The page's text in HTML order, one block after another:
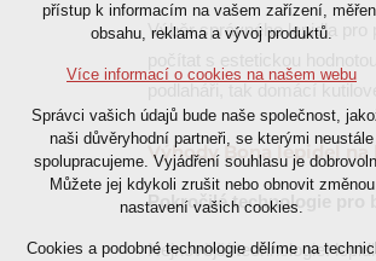
Výběr správného lepidla
počítat s estetickou
Výhody Bona lepidel na
Pokročilé technologie pro
Nejnovější technologie:
případná přihlášení, volby jazyka, apod.
Volitelná cookies
vyhodnocení návštěvnosti
marketingová cookies (Google)
Více informací o cookies na našem webu
přístup k informacím na vašem zařízení,
obsahu, reklama a vývoj produktů.
Více informací o cookies na našem webu
Správci vašich údajů bude naše společnost,
naši důvěryhodní partneři, se kterými neustále
spolupracujeme. Vyjádření souhlasu je
Můžete jej kdykoli zrušit nebo obnovit změnou
nastavení vašich cookies.
Cookies a podobné technologie dělíme na